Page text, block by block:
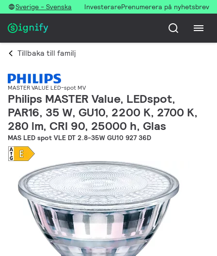
Sverige - Svenska InvesterarePrenumerera på nyhetsbrev
Tillbaka till familj
MASTER VALUE LED-spot MV
Philips MASTER Value, LEDspot,
PAR16, 35 W, GU10, 2200 K, 2700 K,
280 lm, CRI 90, 25000 h, Glas
MAS LED spot VLE DT 2.8-35W GU10 927 36D